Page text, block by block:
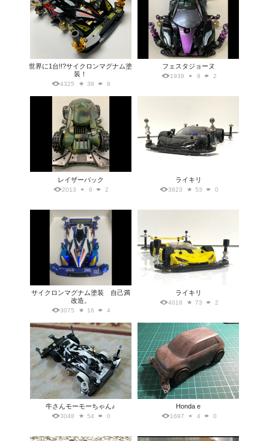
世界に1台!!?サイクロンマグナム塗
装！
4325 38 8
フェスタジョーヌ
1939 9 2
レイザーバック
2013 6 2
ライキリ
3823 53 0
サイクロンマグナム塗装 自己満
改造。
3075 16 4
ライキリ
4018 73 2
牛さんモーモーちゃん♪
3048 54 0
Honda e
1697 4 0